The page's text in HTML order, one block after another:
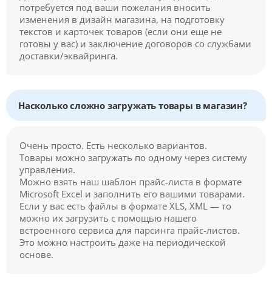
потребуется под ваши пожелания вносить
изменения в дизайн магазина, на подготовку
текстов и карточек товаров (если они еще не
готовы у вас) и заключение договоров со службами
доставки/эквайринга.
Насколько сложно загружать товары в магазин?
Очень просто. Есть несколько вариантов.
Товары можно загружать по одному через систему
управления.
Можно взять наш шаблон прайс-листа в формате
Microsoft Excel и заполнить его вашими товарами.
Если у вас есть файлы в формате XLS, XML — то
можно их загрузить с помощью нашего
встроенного сервиса для парсинга прайс-листов.
Это можно настроить даже на периодической
основе.